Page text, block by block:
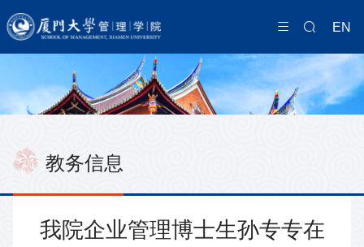
EN
教务信息
我院企业管理博士生孙专专在